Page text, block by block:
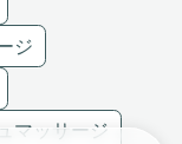
ジ
マッサージ